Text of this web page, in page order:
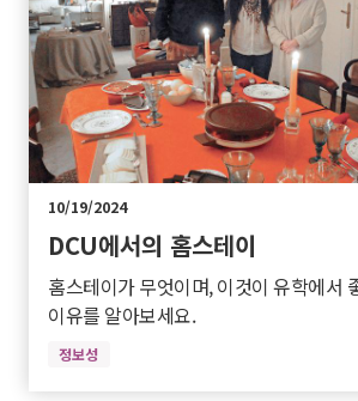
10/19/2024
DCU에서의 홈스테이
홈스테이가 무엇이며, 이것이 유학에서
이유를 알아보세요.
정보성